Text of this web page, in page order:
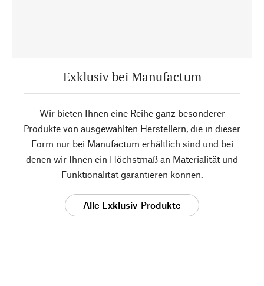
Exklusiv bei Manufactum
Wir bieten Ihnen eine Reihe ganz besonderer
Produkte von ausgewählten Herstellern, die in dieser
Form nur bei Manufactum erhältlich sind und bei
denen wir Ihnen ein Höchstmaß an Materialität und
Funktionalität garantieren können.
Alle Exklusiv-Produkte